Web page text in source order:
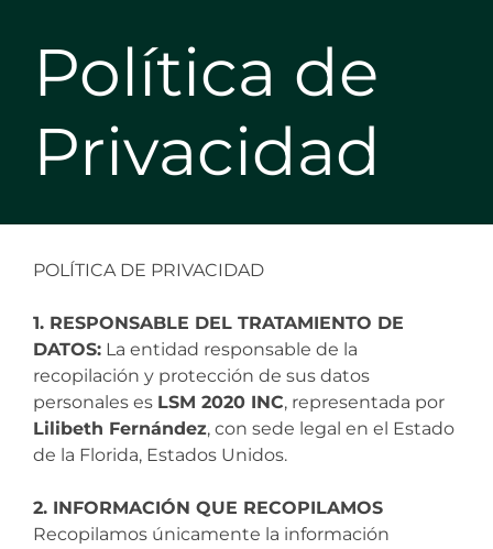
Política de
Privacidad
POLÍTICA DE PRIVACIDAD
1. RESPONSABLE DEL TRATAMIENTO DE
DATOS: La entidad responsable de la
recopilación y protección de sus datos
personales es LSM 2020 INC, representada por
Lilibeth Fernández, con sede legal en el Estado
de la Florida, Estados Unidos.
2. INFORMACIÓN QUE RECOPILAMOS
Recopilamos únicamente la información